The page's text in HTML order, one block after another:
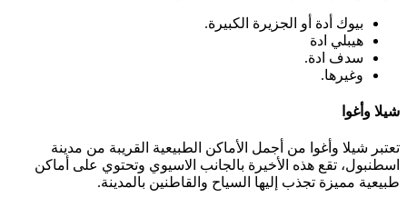
بيوك أدة أو الجزيرة الكبيرة.
هيبلي ادة
سدف ادة.
وغيرها.
شيلا وأغوا
تعتبر شيلا وأغوا من أجمل الأماكن الطبيعية القريبة من مدينة
اسطنبول، تقع هذه الأخيرة بالجانب الاسيوي وتحتوي على أماكن
طبيعية مميزة تجذب إليها السياح والقاطنين بالمدينة.